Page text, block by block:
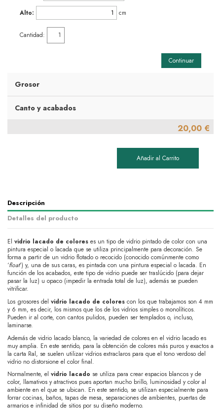
Alto: cm
Cantidad:
Continuar
Grosor
Canto y acabados
20,00 €
Añadir al Carrito
Descripción
Detalles del producto
El vidrio lacado de colores es un tipo de vidrio pintado de color con una
pintura especial o lacada que se utiliza principalmente para decoración. Se
forma a partir de un vidrio flotado o recocido (conocido comúnmente como
‘float’) y, una de sus caras, es pintada con una pintura especial o lacada. En
función de los acabados, este tipo de vidrio puede ser traslúcido (para dejar
pasar la luz) u opaco (impedir la entrada total de luz), además se pueden
vitrificar.
Los grosores del vidrio lacado de colores con los que trabajamos son 4 mm
y 6 mm, es decir, los mismos que los de los vidrios simples o monolíticos.
Pueden ir al corte, con cantos pulidos, pueden ser templados o, incluso,
laminarse.
Además de vidrio lacado blanco, la variedad de colores en el vidrio lacado es
muy amplia. En este sentido, para la obtención de colores más puros y exactos a
la carta Ral, se suelen utilizar vidrios extraclaros para que el tono verdoso del
vidrio no distorsione el color final.
Normalmente, el vidrio lacado se utiliza para crear espacios blancos y de
color, llamativos y atractivos pues aportan mucho brillo, luminosidad y color al
ambiente en el que se ubican. En este sentido, se utilizan especialmente para
forrar cocinas, baños, tapas de mesa, separaciones de ambientes, puertas de
armarios e infinidad de sitios por su diseño moderno.